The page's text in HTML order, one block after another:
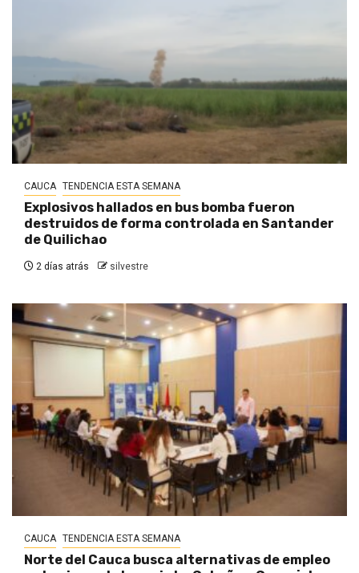
CAUCA TENDENCIA ESTA SEMANA
Explosivos hallados en bus bomba fueron
destruidos de forma controlada en Santander
de Quilichao
2 días atrás silvestre
CAUCA TENDENCIA ESTA SEMANA
Norte del Cauca busca alternativas de empleo